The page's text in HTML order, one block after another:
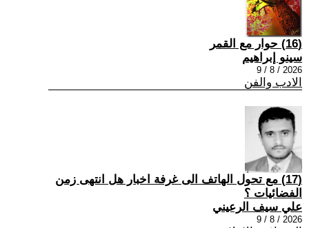
(16) حوار مع القمر
سينو إبراهيم
2026 / 8 / 9
الادب والفن
(17) مع تحول الهاتف الى غرفة اخبار هل انتهى زمن
الفضائيات ؟
علي سيف الرعيني
2026 / 8 / 9